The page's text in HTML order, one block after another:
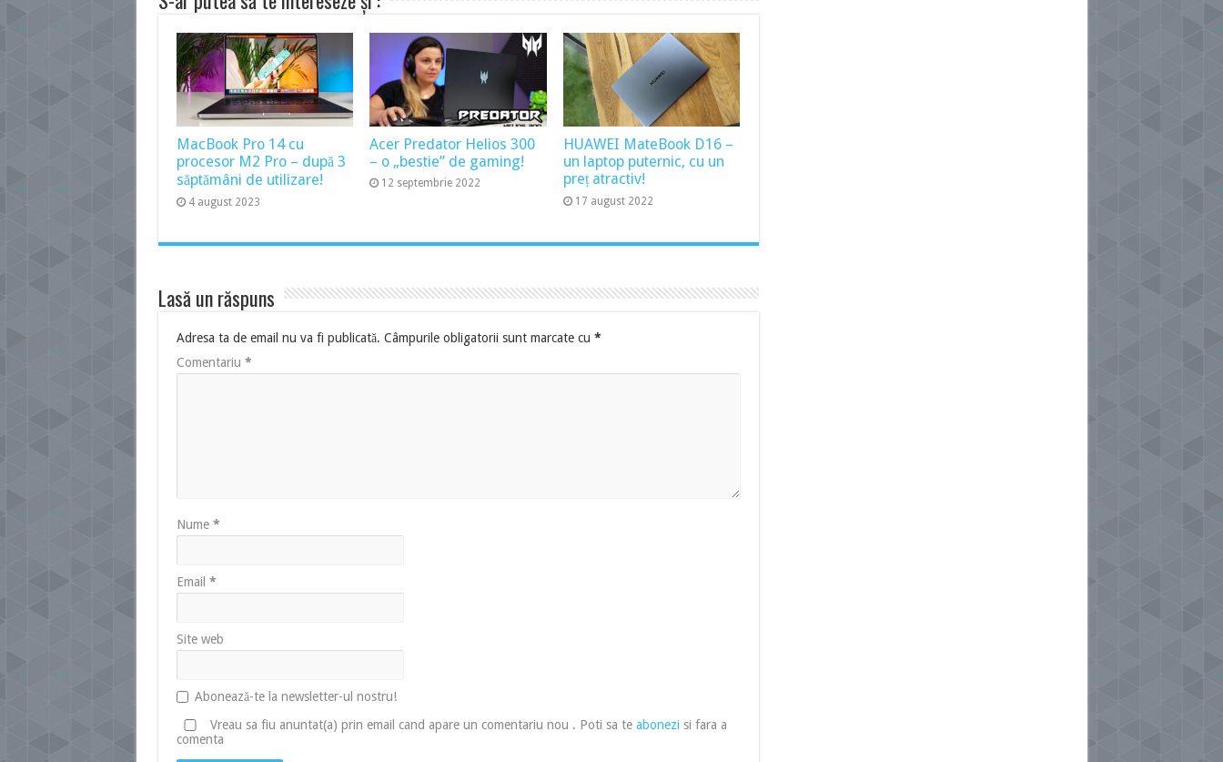
MacBook Pro 14 cu
procesor M2 Pro – după 3
săptămâni de utilizare!
4 august 2023
Acer Predator Helios 300
– o „bestie” de gaming!
12 septembrie 2022
HUAWEI MateBook D16 –
un laptop puternic, cu un
preț atractiv!
17 august 2022
Lasă un răspuns
Adresa ta de email nu va fi publicată. Câmpurile obligatorii sunt marcate cu *
Comentariu *
Nume *
Email *
Site web
Abonează-te la newsletter-ul nostru!
Vreau sa fiu anuntat(a) prin email cand apare un comentariu nou . Poti sa te abonezi si fara a
comenta